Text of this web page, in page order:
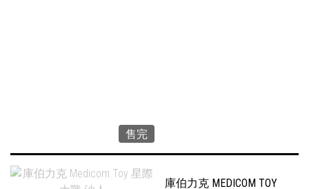
售完
庫伯力克 MEDICOM TOY